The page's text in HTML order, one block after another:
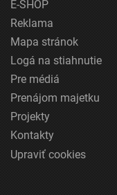
E-SHOP
Reklama
Mapa stránok
Logá na stiahnutie
Pre médiá
Prenájom majetku
Projekty
Kontakty
Upraviť cookies